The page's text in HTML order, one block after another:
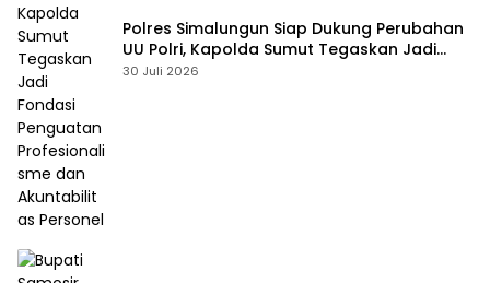
Polres Simalungun Siap Dukung Perubahan
UU Polri, Kapolda Sumut Tegaskan Jadi
Fondasi Penguatan Profesionalisme dan
30 Juli 2026